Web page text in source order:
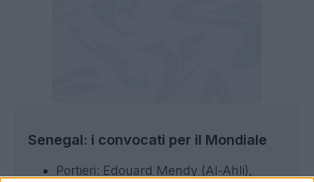
Senegal: i convocati per il Mondiale
Portieri: Edouard Mendy (Al-Ahli),